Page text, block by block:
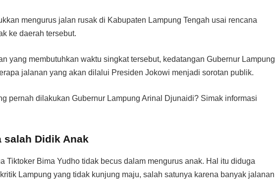
mengurus jalan rusak di Kabupaten Lampung Tengah usai rencana
ke daerah tersebut.
yang membutuhkan waktu singkat tersebut, kedatangan Gubernur Lampung
jalanan yang akan dilalui Presiden Jokowi menjadi sorotan publik.
pernah dilakukan Gubernur Lampung Arinal Djunaidi? Simak informasi
salah Didik Anak
Tiktoker Bima Yudho tidak becus dalam mengurus anak. Hal itu diduga
Lampung yang tidak kunjung maju, salah satunya karena banyak jalanan